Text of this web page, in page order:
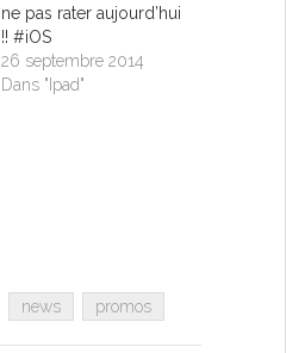
ne pas rater aujourd’hui
!! #iOS
26 septembre 2014
Dans "Ipad"
news promos